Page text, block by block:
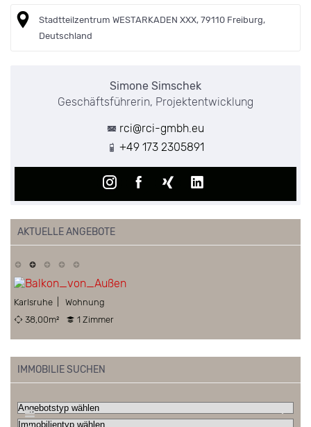
Stadtteilzentrum WESTARKADEN XXX, 79110 Freiburg,
Deutschland
Simone Simschek
Geschäftsführerin, Projektentwicklung
rci@rci-gmbh.eu
+49 173 2305891
AKTUELLE ANGEBOTE
Karlsruhe | Wohnung
38,00m²
1 Zimmer
IMMOBILIE SUCHEN